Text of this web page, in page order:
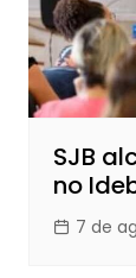
SJB
no
7 de